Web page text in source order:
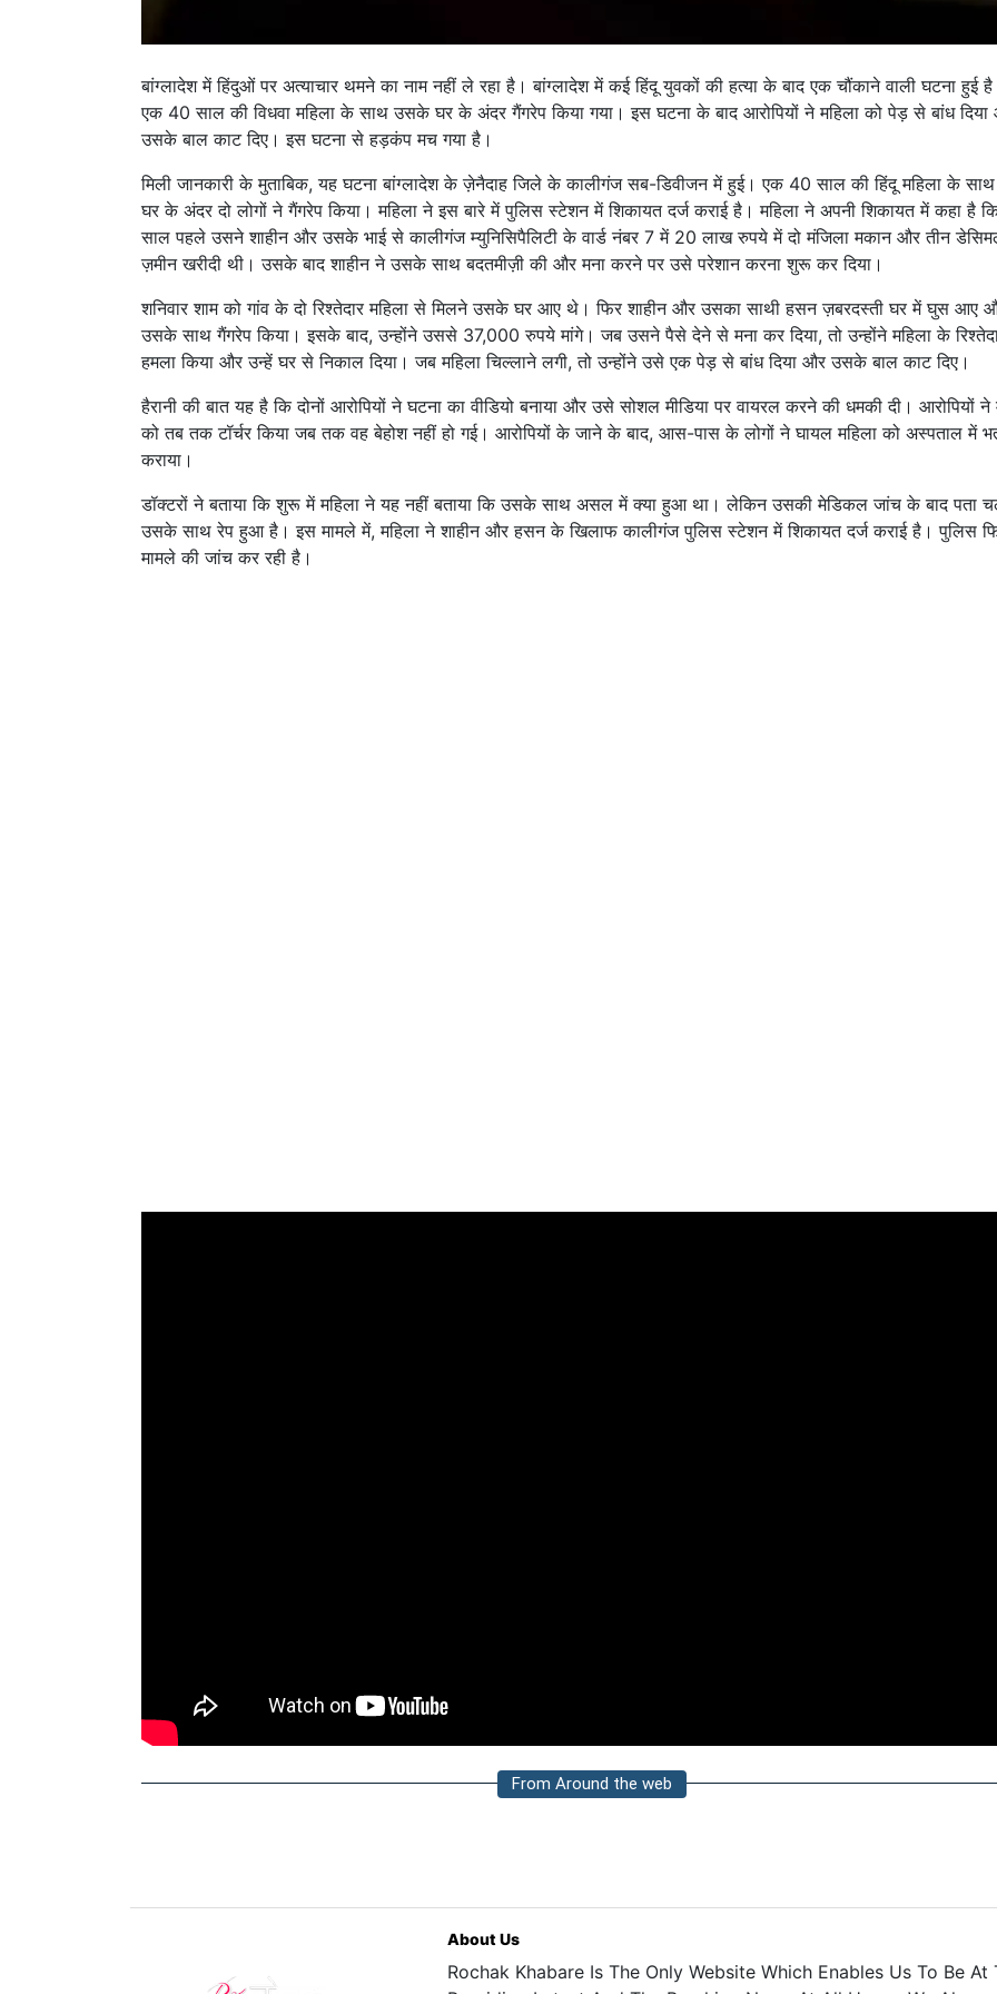
बांग्लादेश में हिंदुओं पर अत्याचार थमने का नाम नहीं ले रहा है। बांग्लादेश में कई हिंदू युवकों की हत्या के बाद एक चौंकाने वाली घटना हुई
एक 40 साल की विधवा महिला के साथ उसके घर के अंदर गैंगरेप किया गया। इस घटना के बाद आरोपियों ने महिला को पेड़ से बांध
उसके बाल काट दिए। इस घटना से हड़कंप मच गया है।
मिली जानकारी के मुताबिक, यह घटना बांग्लादेश के ज़ेनैदाह जिले के कालीगंज सब-डिवीजन में हुई। एक 40 साल की हिंदू महिला के
घर के अंदर दो लोगों ने गैंगरेप किया। महिला ने इस बारे में पुलिस स्टेशन में शिकायत दर्ज कराई है। महिला ने अपनी शिकायत में कहा है
साल पहले उसने शाहीन और उसके भाई से कालीगंज म्युनिसिपैलिटी के वार्ड नंबर 7 में 20 लाख रुपये में दो मंजिला मकान और तीन
ज़मीन खरीदी थी। उसके बाद शाहीन ने उसके साथ बदतमीज़ी की और मना करने पर उसे परेशान करना शुरू कर दिया।
शनिवार शाम को गांव के दो रिश्तेदार महिला से मिलने उसके घर आए थे। फिर शाहीन और उसका साथी हसन ज़बरदस्ती घर में घुस आए
उसके साथ गैंगरेप किया। इसके बाद, उन्होंने उससे 37,000 रुपये मांगे। जब उसने पैसे देने से मना कर दिया, तो उन्होंने महिला के
हमला किया और उन्हें घर से निकाल दिया। जब महिला चिल्लाने लगी, तो उन्होंने उसे एक पेड़ से बांध दिया और उसके बाल काट दिए।
हैरानी की बात यह है कि दोनों आरोपियों ने घटना का वीडियो बनाया और उसे सोशल मीडिया पर वायरल करने की धमकी दी। आरोपियों ने
को तब तक टॉर्चर किया जब तक वह बेहोश नहीं हो गई। आरोपियों के जाने के बाद, आस-पास के लोगों ने घायल महिला को अस्पताल में
कराया।
डॉक्टरों ने बताया कि शुरू में महिला ने यह नहीं बताया कि उसके साथ असल में क्या हुआ था। लेकिन उसकी मेडिकल जांच के बाद पता
उसके साथ रेप हुआ है। इस मामले में, महिला ने शाहीन और हसन के खिलाफ कालीगंज पुलिस स्टेशन में शिकायत दर्ज कराई है। पुलिस
मामले की जांच कर रही है।
From Around the web
About Us
Rochak Khabare Is The Only Website Which Enables Us To Be